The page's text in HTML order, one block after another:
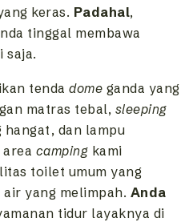
keras. Padahal,
tinggal membawa
saja.
tenda dome ganda yang
matras tebal, sleeping
dan lampu
area camping kami
toilet umum yang
yang melimpah. Anda
tidur layaknya di